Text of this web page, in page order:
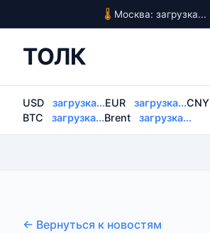
Москва: загрузка...
ТОЛК
USD загрузка...EUR загрузка...CNY
BTC
загрузка...Brent загрузка...
← Вернуться к новостям